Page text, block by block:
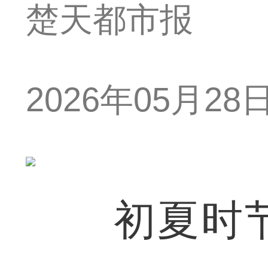
楚天都市报
2026年05月28
初夏时节